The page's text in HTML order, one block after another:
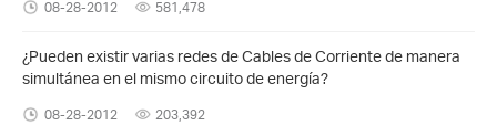
08-28-2012 581,478
¿Pueden existir varias redes de Cables de Corriente de manera
simultánea en el mismo circuito de energía?
08-28-2012 203,392